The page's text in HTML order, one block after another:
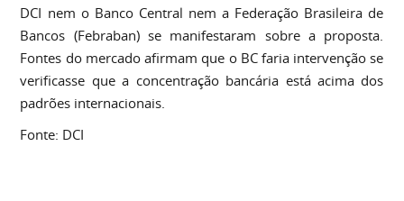
DCI nem o Banco Central nem a Federação Brasileira de
Bancos (Febraban) se manifestaram sobre a proposta.
Fontes do mercado afirmam que o BC faria intervenção se
verificasse que a concentração bancária está acima dos
padrões internacionais.
Fonte: DCI